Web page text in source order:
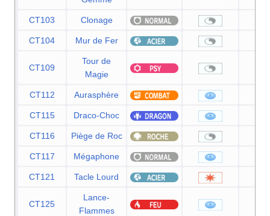
CT103 Clonage
CT104 Mur de Fer
CT109
Tour de
Magie
CT112 Aurasphère
CT115 Draco-Choc
CT116 Piège de Roc
CT117 Mégaphone
CT121 Tacle Lourd
CT125
Lance-
Flammes